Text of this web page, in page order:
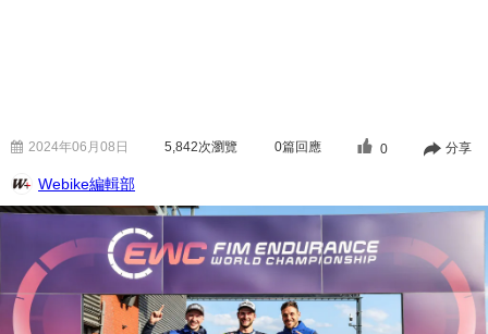
2024年06月08日 5,842次瀏覽 0篇回應 0 分享
Webike編輯部